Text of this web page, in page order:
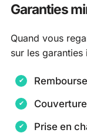
Garanties
Quand vous
sur les garanties
Prise en